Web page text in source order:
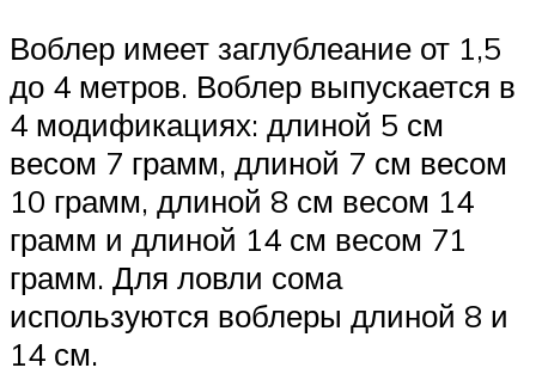
Воблер имеет заглублеание от 1,5
до 4 метров. Воблер выпускается в
4 модификациях: длиной 5 см
весом 7 грамм, длиной 7 см весом
10 грамм, длиной 8 см весом 14
грамм и длиной 14 см весом 71
грамм. Для ловли сома
используются воблеры длиной 8 и
14 см.